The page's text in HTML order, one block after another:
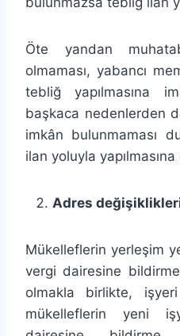
Öte yandan
olmaması, yabancı
tebliğ yapılmasına
başkaca nedenlerden
imkân bulunmaması
ilan yoluyla
Adres
Mükelleflerin yerleşim
vergi dairesine bildirme
olmakla birlikte,
mükelleflerin yeni